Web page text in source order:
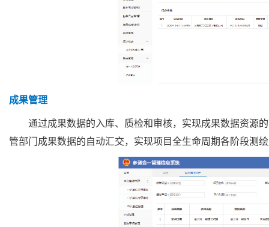
成果管理
通过成果数据的入库、质检和审核，实现成果数据资源
管部门成果数据的自动汇交，实现项目全生命周期各阶段测